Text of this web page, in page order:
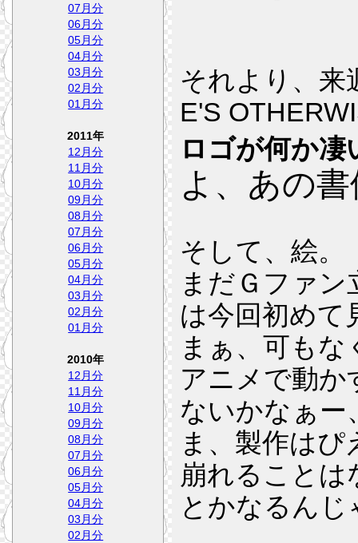
それより、来
E'S
ロゴが何か凄
よ、あの
そして、絵。
まだＧファ
は今回初めて
まぁ、可も
アニメで動か
ないかなぁー
ま、製作は
崩れることは
とかなるん
07月分
06月分
05月分
04月分
03月分
02月分
01月分
2011年
12月分
11月分
10月分
09月分
08月分
07月分
06月分
05月分
04月分
03月分
02月分
01月分
2010年
12月分
11月分
10月分
09月分
08月分
07月分
06月分
05月分
04月分
03月分
02月分